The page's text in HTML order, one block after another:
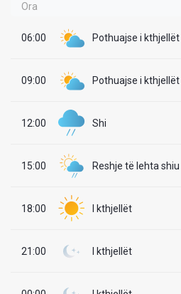
Ora
06:00 Pothuajse i kthjellët
09:00 Pothuajse i kthjellët
12:00 Shi
15:00 Reshje të lehta shiu
18:00 I kthjellët
21:00 I kthjellët